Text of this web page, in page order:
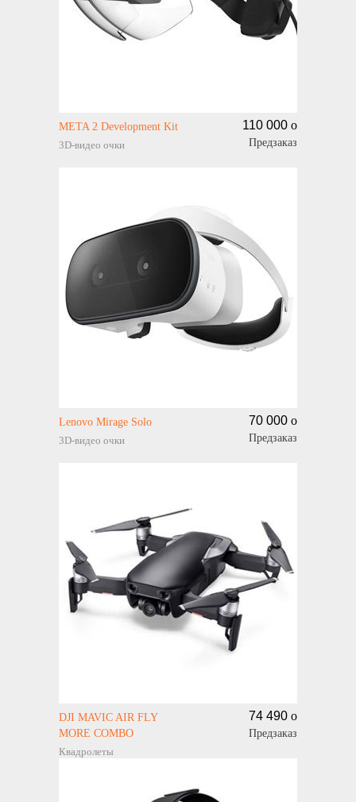
META 2 Development Kit
3D-видео очки
110 000 o
Предзаказ
Lenovo Mirage Solo
3D-видео очки
70 000 o
Предзаказ
DJI MAVIC AIR FLY
MORE COMBO
Квадролеты
74 490 o
Предзаказ